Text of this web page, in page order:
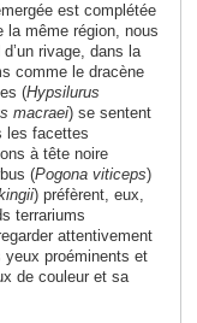
est complétée
la même région, nous
rivage, dans la
comme le dracène
(Hypsilurus
macraei) se sentent
les facettes
à tête noire
(Pogona viticeps)
) préfèrent, eux,
terrariums
attentivement
yeux proéminents et
de couleur et sa